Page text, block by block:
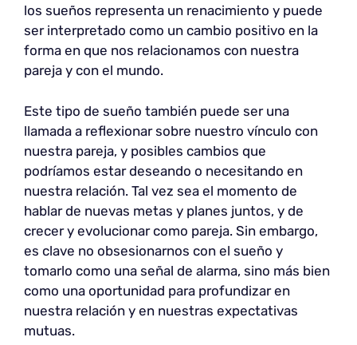
los sueños representa un renacimiento y puede
ser interpretado como un cambio positivo en la
forma en que nos relacionamos con nuestra
pareja y con el mundo.
Este tipo de sueño también puede ser una
llamada a reflexionar sobre nuestro vínculo con
nuestra pareja, y posibles cambios que
podríamos estar deseando o necesitando en
nuestra relación. Tal vez sea el momento de
hablar de nuevas metas y planes juntos, y de
crecer y evolucionar como pareja. Sin embargo,
es clave no obsesionarnos con el sueño y
tomarlo como una señal de alarma, sino más bien
como una oportunidad para profundizar en
nuestra relación y en nuestras expectativas
mutuas.